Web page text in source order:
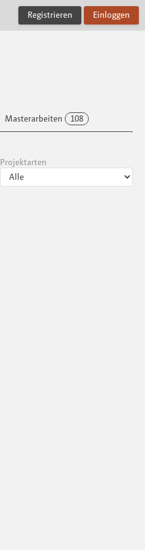
Registrieren Einloggen
Masterarbeiten 108
Projektarten